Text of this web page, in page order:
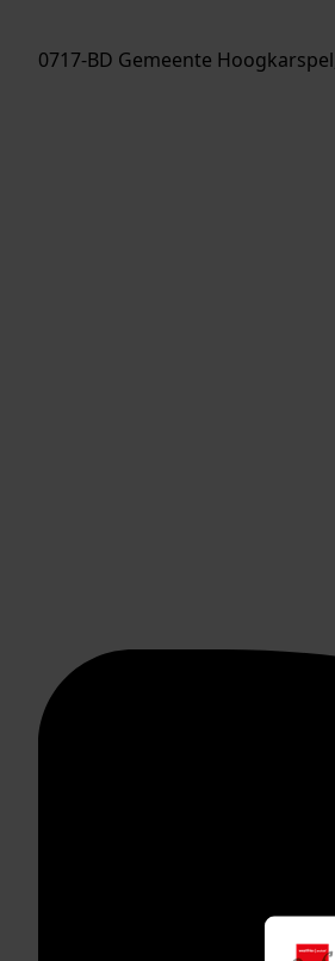
0717-BD Gemeente